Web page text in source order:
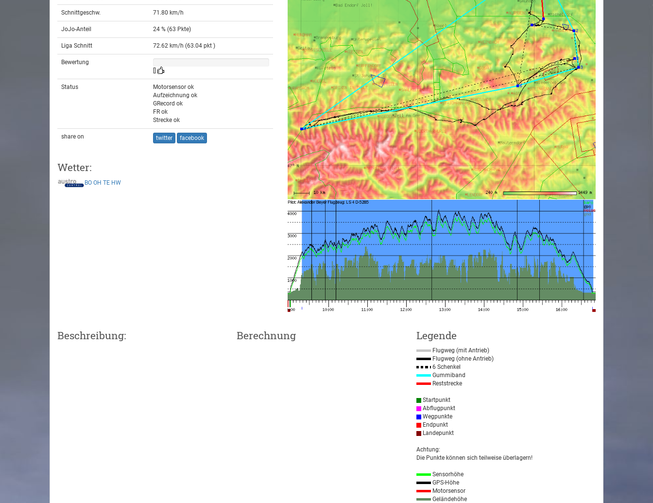
Schnittgeschw. 71.80 km/h
JoJo-Anteil 24 % (63 Pkte)
Liga Schnitt 72.62 km/h (63.04 pkt )
Bewertung
[]
Status
Motorsensor ok
Aufzeichnung ok
GRecord ok
FR ok
Strecke ok
share on twitter facebook
Wetter:
BO OH TE HW
Beschreibung: Berechnung Legende
Flugweg (mit Antrieb)
Flugweg (ohne Antrieb)
6 Schenkel
Gummiband
Reststrecke
Startpunkt
Abflugpunkt
Wegpunkte
Endpunkt
Landepunkt
Achtung:
Die Punkte können sich teilweise überlagern!
Sensorhöhe
GPS-Höhe
Motorsensor
Geländehöhe